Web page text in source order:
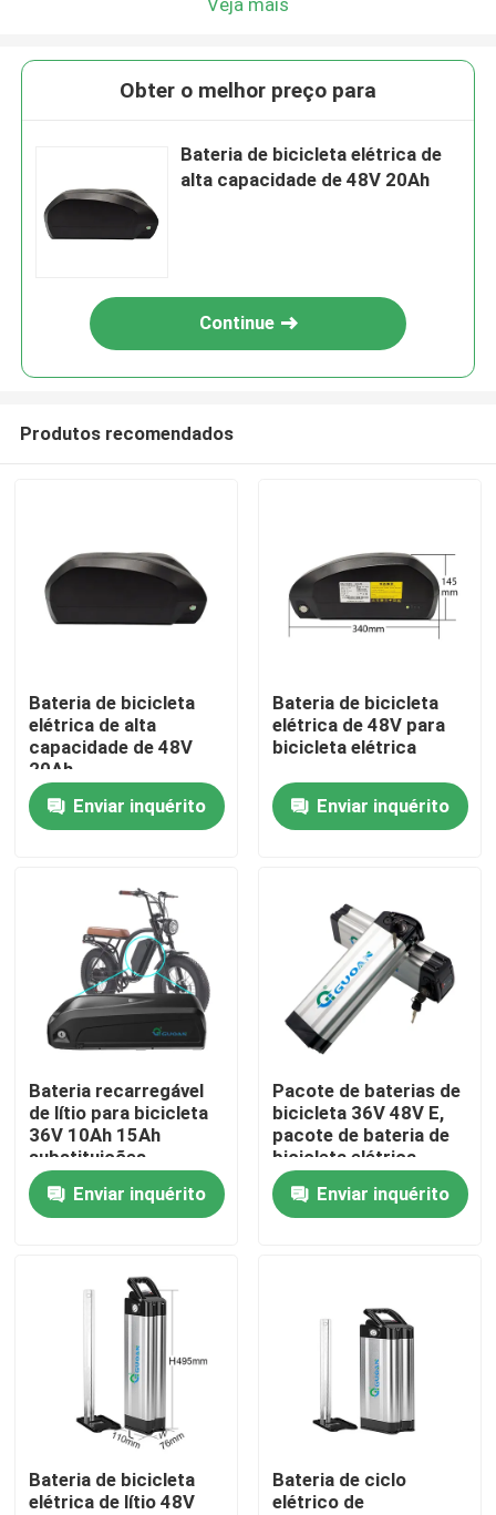
Produtos
Vídeos
Sobre nós
Excursão da fábrica
Controle da qualidade
Contacte-nos
Peça umas citações
Bateria de Energia Solar
Bateria portátil para estação de energia
Obter o melhor preço para
Bateria de bicicleta elétrica de
alta capacidade de 48V 20Ah
Continue
Produtos recomendados
Bateria de bicicleta
elétrica de alta
capacidade de 48V
20Ah
Enviar inquérito
Bateria de bicicleta
elétrica de 48V para
bicicleta elétrica
Enviar inquérito
Bateria recarregável
de lítio para bicicleta
36V 10Ah 15Ah
substituições
Enviar inquérito
Pacote de baterias de
bicicleta 36V 48V E,
pacote de bateria de
bicicleta elétrica
portátil
Enviar inquérito
Bateria de bicicleta
elétrica de lítio 48V
Bateria de ciclo
elétrico de